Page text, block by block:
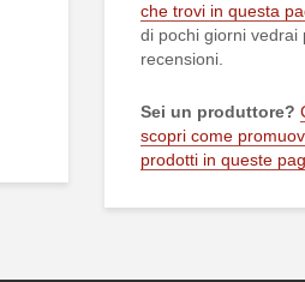
che trovi in questa
di pochi giorni vedrai
recensioni.
Sei un produttore?
scopri come
prodotti in queste